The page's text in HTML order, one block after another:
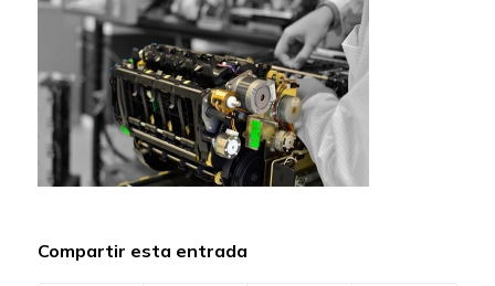
Compartir esta entrada